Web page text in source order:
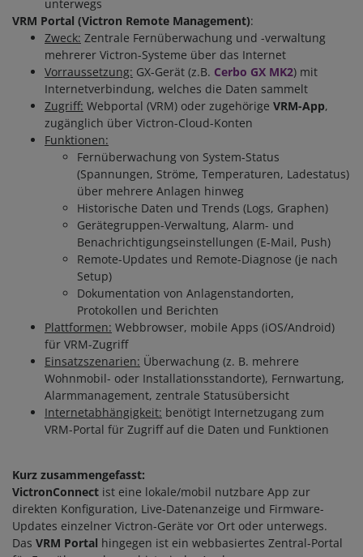
unterwegs
VRM Portal (Victron Remote Management):
Zweck: Zentrale Fernüberwachung und -verwaltung
mehrerer Victron-Systeme über das Internet
Vorraussetzung: GX-Gerät (z.B. Cerbo GX MK2) mit
Internetverbindung, welches die Daten sammelt
Zugriff: Webportal (VRM) oder zugehörige VRM-App,
zugänglich über Victron-Cloud-Konten
Funktionen:
Fernüberwachung von System-Status
(Spannungen, Ströme, Temperaturen, Ladestatus)
über mehrere Anlagen hinweg
Historische Daten und Trends (Logs, Graphen)
Gerätegruppen-Verwaltung, Alarm- und
Benachrichtigungseinstellungen (E-Mail, Push)
Remote-Updates und Remote-Diagnose (je nach
Setup)
Dokumentation von Anlagenstandorten,
Protokollen und Berichten
Plattformen: Webbrowser, mobile Apps (iOS/Android)
für VRM-Zugriff
Einsatzszenarien: Überwachung (z. B. mehrere
Wohnmobil- oder Installationsstandorte), Fernwartung,
Alarmmanagement, zentrale Statusübersicht
Internetabhängigkeit: benötigt Internetzugang zum
VRM-Portal für Zugriff auf die Daten und Funktionen
Kurz zusammengefasst:
VictronConnect ist eine lokale/mobil nutzbare App zur
direkten Konfiguration, Live-Datenanzeige und Firmware-
Updates einzelner Victron-Geräte vor Ort oder unterwegs.
Das VRM Portal hingegen ist ein webbasiertes Zentral-Portal
In den Warenkorb